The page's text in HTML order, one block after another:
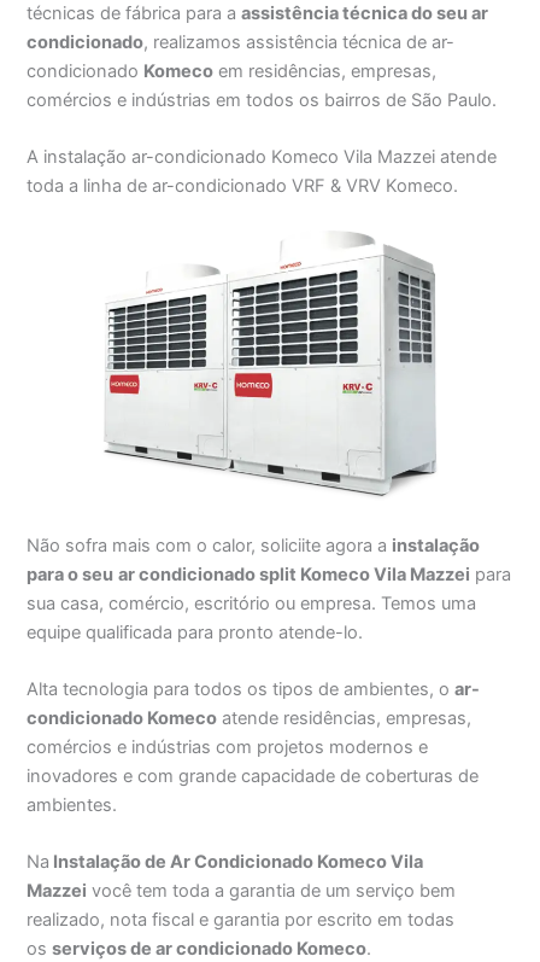
técnicas de fábrica para aassistência técnica do seu ar
condicionado, realizamos assistência técnica de ar-
condicionado Komeco em residências, empresas,
comércios e indústrias em todos os bairros de São Paulo.
A instalação ar-condicionado Komeco Vila Mazzei atende
toda a linha de ar-condicionado VRF & VRV Komeco.
Não sofra mais com o calor, soliciite agora a instalação
para o seu ar condicionado split Komeco Vila Mazzei para
sua casa, comércio, escritório ou empresa. Temos uma
equipe qualificada para pronto atende-lo.
Alta tecnologia para todos os tipos de ambientes, oar-
condicionado Komeco atende residências, empresas,
comércios e indústrias com projetos modernos e
inovadores e com grande capacidade de coberturas de
ambientes.
Na Instalação de Ar Condicionado Komeco Vila
Mazzei você tem toda a garantia de um serviço bem
realizado, nota fiscal e garantia por escrito em todas
osserviços de ar condicionado Komeco.